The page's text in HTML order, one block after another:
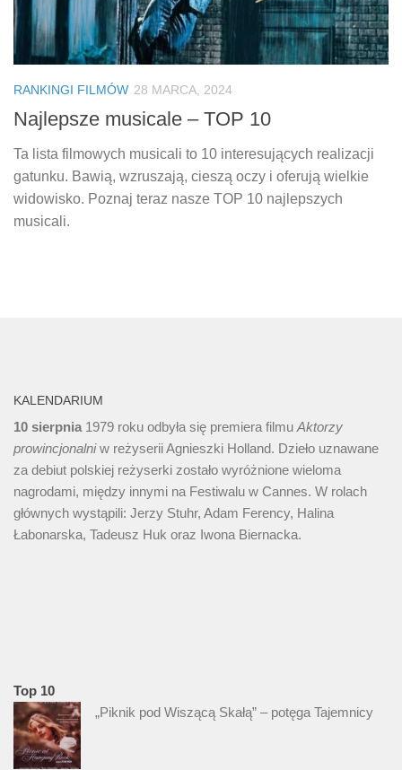
RANKINGI FILMÓW 28 MARCA, 2024
Najlepsze musicale – TOP 10
Ta lista filmowych musicali to 10 interesujących realizacji
gatunku. Bawią, wzruszają, cieszą oczy i oferują wielkie
widowisko. Poznaj teraz nasze TOP 10 najlepszych
musicali.
KALENDARIUM
10 sierpnia 1979 roku odbyła się premiera filmu Aktorzy
prowincjonalniw reżyserii Agnieszki Holland. Dzieło uznawane
za debiut polskiej reżyserki zostało wyróżnione wieloma
nagrodami, między innymi na Festiwalu w Cannes. W rolach
głównych wystąpili: Jerzy Stuhr, Adam Ferency, Halina
Łabonarska, Tadeusz Huk oraz Iwona Biernacka.
Top 10
„Piknik pod Wiszącą Skałą” – potęga Tajemnicy